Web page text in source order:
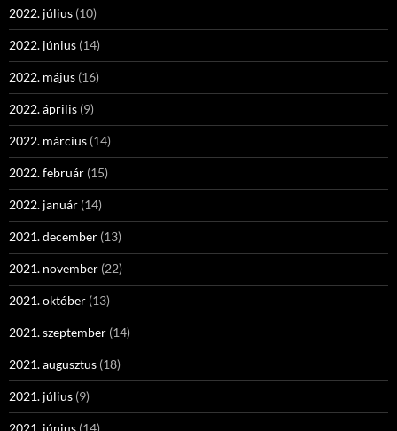
2022. július (10)
2022. június (14)
2022. május (16)
2022. április (9)
2022. március (14)
2022. február (15)
2022. január (14)
2021. december (13)
2021. november (22)
2021. október (13)
2021. szeptember (14)
2021. augusztus (18)
2021. július (9)
2021. június (14)